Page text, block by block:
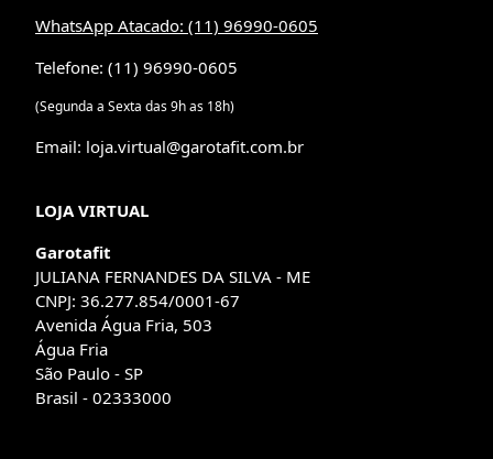
WhatsApp Atacado: (11) 96990-0605
Telefone: (11) 96990-0605
(Segunda a Sexta das 9h as 18h)
Email: loja.virtual@garotafit.com.br
LOJA VIRTUAL
Garotafit
JULIANA FERNANDES DA SILVA - ME
CNPJ: 36.277.854/0001-67
Avenida Água Fria, 503
Água Fria
São Paulo - SP
Brasil - 02333000